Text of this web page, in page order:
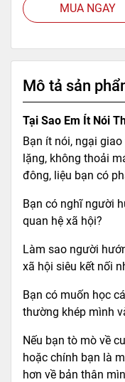
MUA NGAY
Mô tả sản
Tại Sao Em Ít Nói
Bạn ít nói, ngại
lặng, không thoải
đông, liệu bạn có
Bạn có nghĩ người
quan hệ xã hội?
Làm sao người
xã hội siêu kết nối
Bạn có muốn học
thường khép mình
Nếu bạn tò mò về
hoặc chính bạn là
hơn về bản thân